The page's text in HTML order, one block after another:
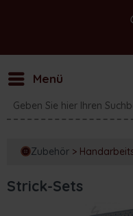
Menü
Zubehör >
Strick-Sets